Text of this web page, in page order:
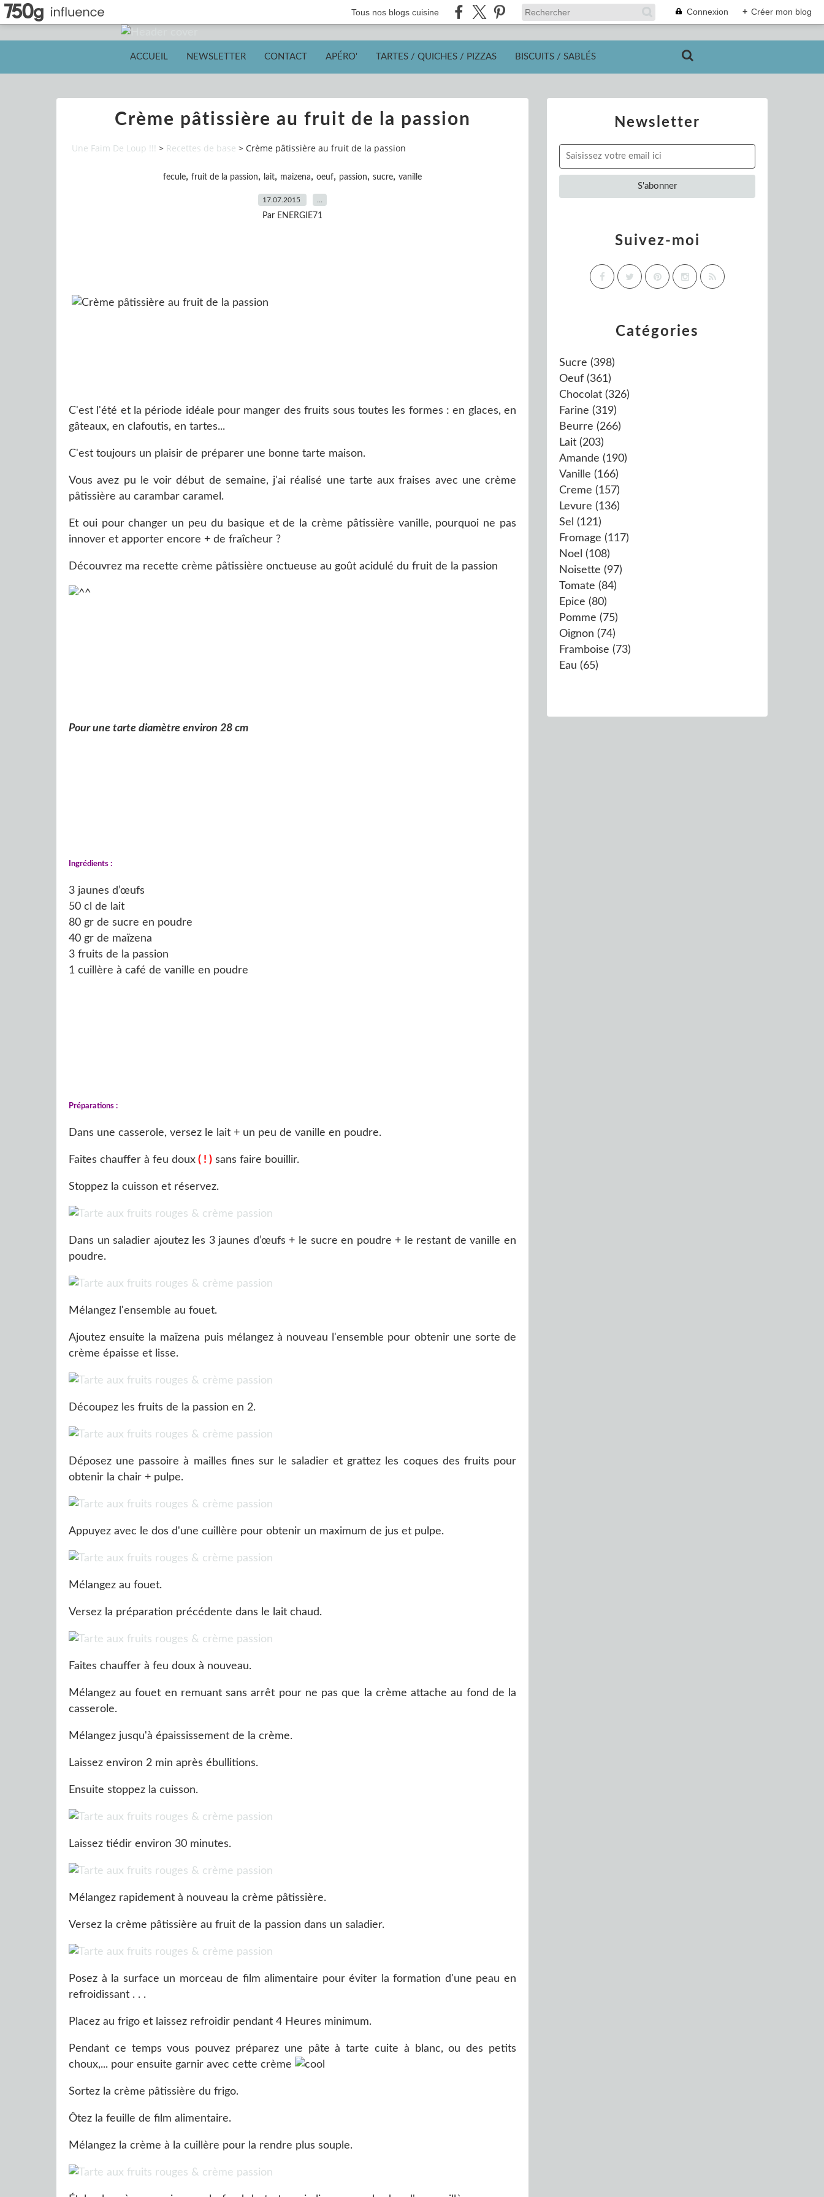
Tous nos blogs cuisine Connexion + Créer mon blog
ACCUEIL NEWSLETTER CONTACT APÉRO' TARTES / QUICHES / PIZZAS BISCUITS / SABLÉS
Crème pâtissière au fruit de la passion
Une Faim De Loup !!! > Recettes de base > Crème pâtissière au fruit de la passion
fecule, fruit de la passion, lait, maizena, oeuf, passion, sucre, vanille
17.07.2015
Par ENERGIE71
C'est l'été et la période idéale pour manger des fruits sous toutes les formes : en glaces, en
gâteaux, en clafoutis, en tartes...
C'est toujours un plaisir de préparer une bonne tarte maison.
Vous avez pu le voir début de semaine, j'ai réalisé une tarte aux fraises avec une crème
pâtissière au carambar caramel.
Et oui pour changer un peu du basique et de la crème pâtissière vanille, pourquoi ne pas
innover et apporter encore + de fraîcheur ?
Découvrez ma recette crème pâtissière onctueuse au goût acidulé du fruit de la passion
Pour une tarte diamètre environ 28 cm
Ingrédients :
3 jaunes d’œufs
50 cl de lait
80 gr de sucre en poudre
40 gr de maïzena
3 fruits de la passion
1 cuillère à café de vanille en poudre
Préparations :
Dans une casserole, versez le lait + un peu de vanille en poudre.
Faites chauffer à feu doux ( ! ) sans faire bouillir.
Stoppez la cuisson et réservez.
Dans un saladier ajoutez les 3 jaunes d’œufs + le sucre en poudre + le restant de vanille en
poudre.
Mélangez l'ensemble au fouet.
Ajoutez ensuite la maïzena puis mélangez à nouveau l'ensemble pour obtenir une sorte de
crème épaisse et lisse.
Découpez les fruits de la passion en 2.
Déposez une passoire à mailles fines sur le saladier et grattez les coques des fruits pour
obtenir la chair + pulpe.
Appuyez avec le dos d'une cuillère pour obtenir un maximum de jus et pulpe.
Mélangez au fouet.
Versez la préparation précédente dans le lait chaud.
Faites chauffer à feu doux à nouveau.
Mélangez au fouet en remuant sans arrêt pour ne pas que la crème attache au fond de la
casserole.
Mélangez jusqu'à épaississement de la crème.
Laissez environ 2 min après ébullitions.
Ensuite stoppez la cuisson.
Laissez tiédir environ 30 minutes.
Mélangez rapidement à nouveau la crème pâtissière.
Versez la crème pâtissière au fruit de la passion dans un saladier.
Posez à la surface un morceau de film alimentaire pour éviter la formation d'une peau en
refroidissant . . .
Placez au frigo et laissez refroidir pendant 4 Heures minimum.
Pendant ce temps vous pouvez préparez une pâte à tarte cuite à blanc, ou des petits
choux,... pour ensuite garnir avec cette crème
Sortez la crème pâtissière du frigo.
Ôtez la feuille de film alimentaire.
Mélangez la crème à la cuillère pour la rendre plus souple.
Newsletter
Catégories
Sucre (398)
Oeuf (361)
Chocolat (326)
Farine (319)
Beurre (266)
Lait (203)
Amande (190)
Vanille (166)
Creme (157)
Levure (136)
Sel (121)
Fromage (117)
Noel (108)
Noisette (97)
Tomate (84)
Epice (80)
Pomme (75)
Oignon (74)
Framboise (73)
Eau (65)
Suivez-moi